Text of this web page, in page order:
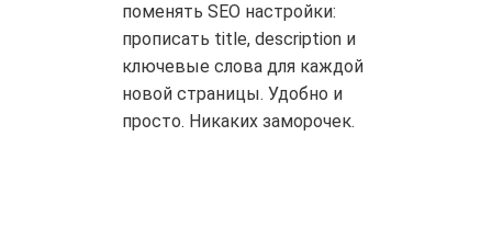
поменять SEO настройки:
прописать title, description и
ключевые слова для каждой
новой страницы. Удобно и
просто. Никаких заморочек.